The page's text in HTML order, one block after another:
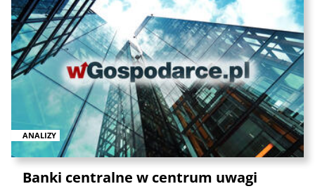
ANALIZY
Banki centralne w centrum uwagi